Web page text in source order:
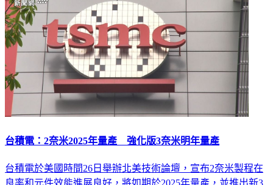
台積電：2奈米2025年量產 強化版3奈米明年量產
台積電於美國時間26日舉辦北美技術論壇，宣布2奈米製程在
良率和元件效能進展良好，將如期於2025年量產，並推出新3